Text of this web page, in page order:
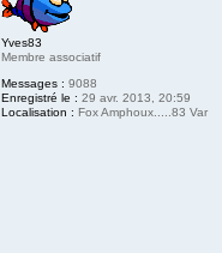
Yves83
Membre associatif
Messages : 9088
Enregistré le : 29 avr. 2013, 20:59
Localisation : Fox Amphoux.....83 Var